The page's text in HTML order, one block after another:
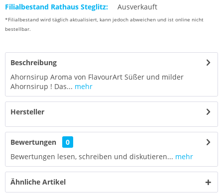
Filialbestand Rathaus Steglitz:
Ausverkauft
*Filialbestand wird täglich aktualisiert, kann jedoch abweichen und ist online nicht
bestellbar.
Beschreibung
Ahornsirup Aroma von FlavourArt Süßer und milder
Ahornsirup ! Das... mehr
Hersteller
Bewertungen
0
Bewertungen lesen, schreiben und diskutieren... mehr
Ähnliche Artikel